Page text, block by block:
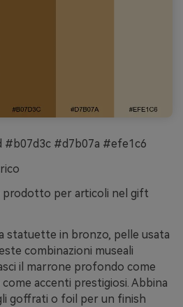
#b07d3c #d7b07a #efe1c6
prodotto per articoli nel gift
statuette in bronzo, pelle usata
combinazioni museali
il marrone profondo come
accenti prestigiosi. Abbina
goffrati o foil per un finish